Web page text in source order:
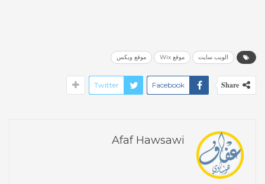
الويب سايت موقع Wix موقع ويكس
Share
Facebook
Twitter
Afaf Hawsawi